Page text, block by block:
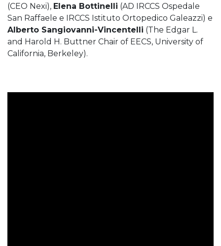
(CEO Nexi), Elena Bottinelli (AD IRCCS Ospedale
San Raffaele e IRCCS Istituto Ortopedico Galeazzi) e
Alberto Sangiovanni-Vincentelli (The Edgar L.
and Harold H. Buttner Chair of EECS, University of
California, Berkeley).